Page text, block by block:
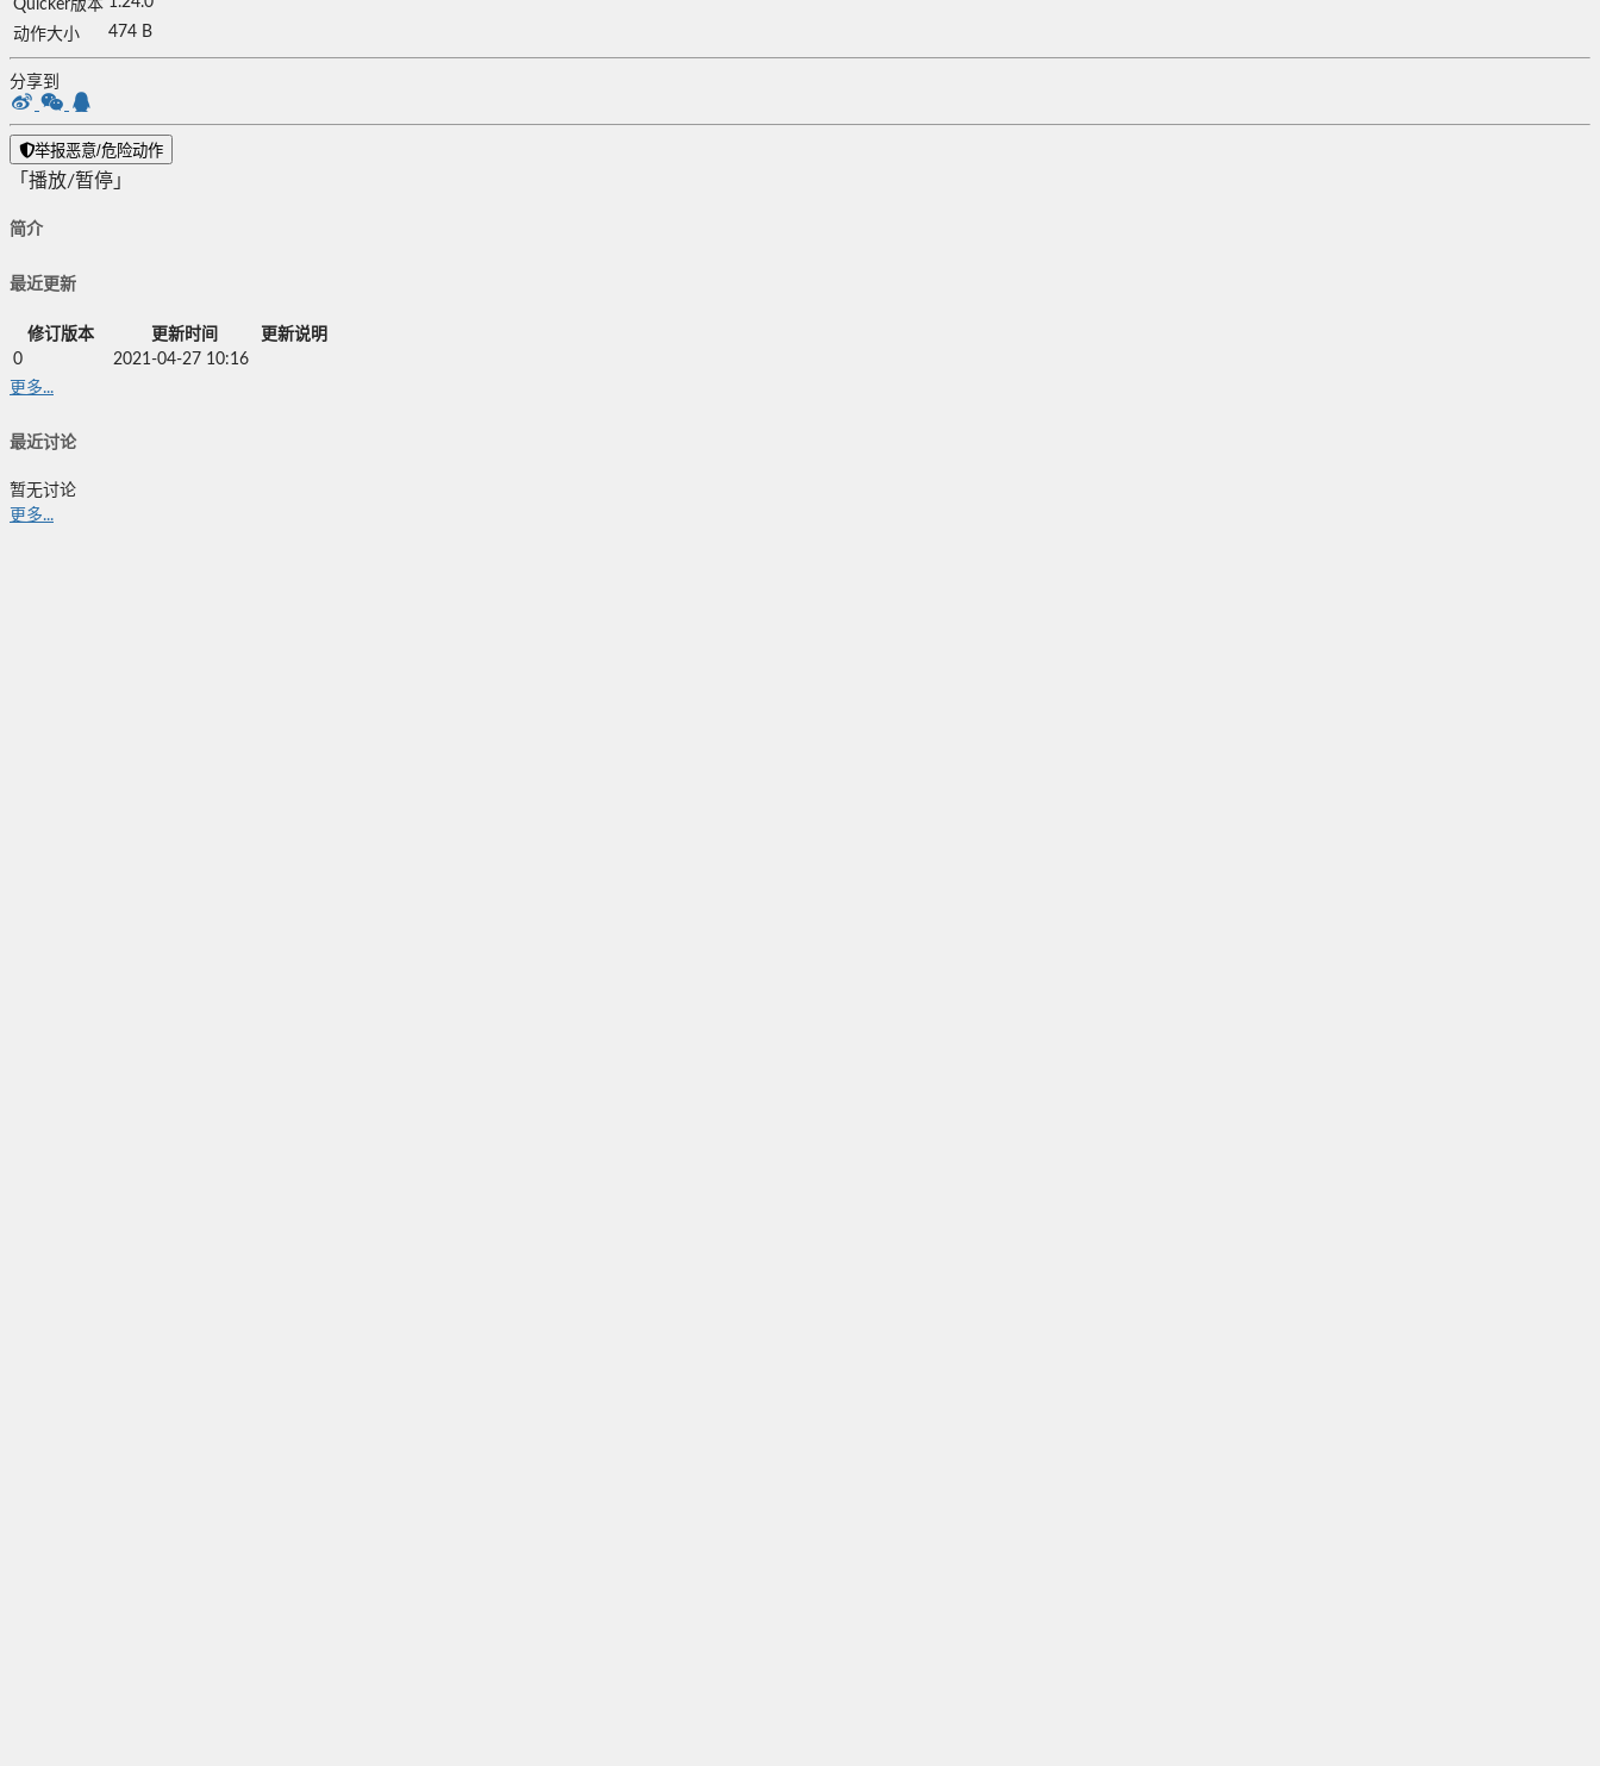
Quicker版本
动作大小
474 B
分享到
举报恶意/危险动作
「播放/暂停」
简介
最近更新
修订版本 更新时间
更新说明
0
2021-04-27 10:16
更多...
最近讨论
暂无讨论
更多...